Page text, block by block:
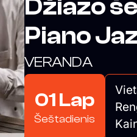
Džiazo
Piano
VERANDA
01 Lap
Šeštadienis